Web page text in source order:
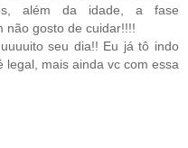
além da idade, a fase
não gosto de cuidar!!!!
seu dia!! Eu já tô indo
mais ainda vc com essa